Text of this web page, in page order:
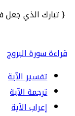
{ تبارك الذي جعل
قراءة سورة البروج
تفسير الآية
ترجمة الآية
إعراب الآية